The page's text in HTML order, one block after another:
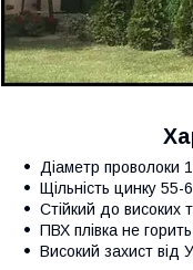
Діаметр проволоки
Щільність цинку 55-
Стійкий до високих
ПВХ плівка не
Високий захист від